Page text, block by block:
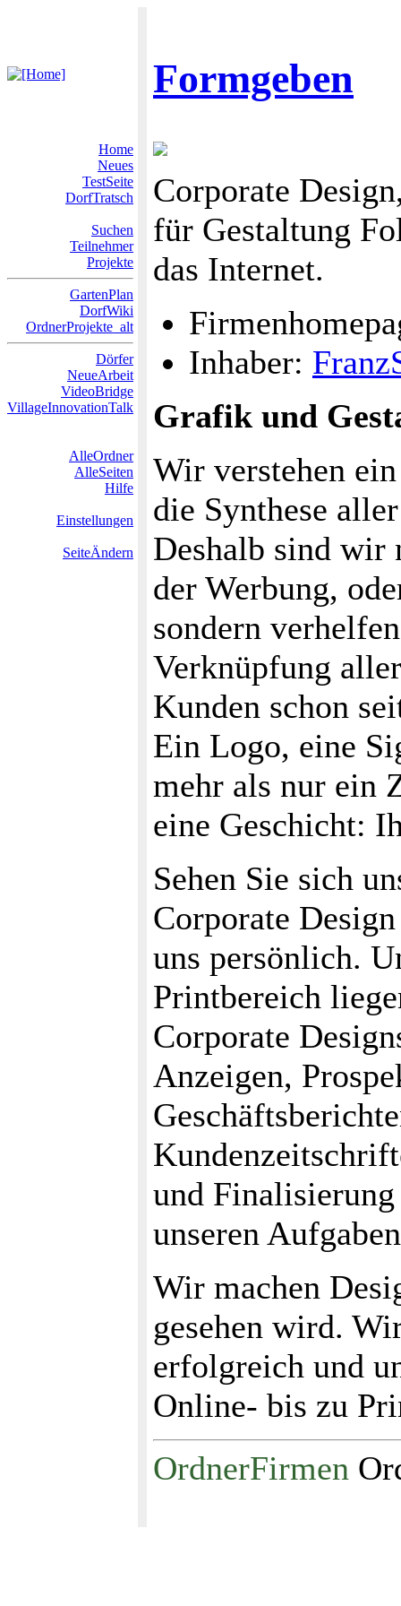
Formgeben
Home
Neues
TestSeite
DorfTratsch
Suchen
Teilnehmer
Projekte
GartenPlan
DorfWiki
OrdnerProjekte_alt
Dörfer
NeueArbeit
VideoBridge
VillageInnovationTalk
AlleOrdner
AlleSeiten
Hilfe
Einstellungen
SeiteÄndern
Corporate
für Gestaltung
das Internet.
Inhaber:
Grafik und
Wir verstehen
die Synthese
Deshalb sind wir
der Werbung,
sondern
Verknüpfung
Kunden schon
Ein Logo, eine
mehr als nur ein
eine Geschicht:
Sehen Sie sich
Corporate
uns persönlich.
Printbereich
Corporate
Anzeigen,
und
unseren
Wir machen
gesehen wird.
erfolgreich und
Online- bis zu
OrdnerFirmen